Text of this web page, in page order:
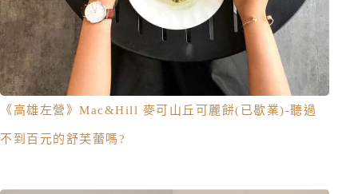
《高雄左營》Mac&Hill 麥可山丘可麗餅(已歇業)-聽過
不到百元的舒芙蕾嗎?